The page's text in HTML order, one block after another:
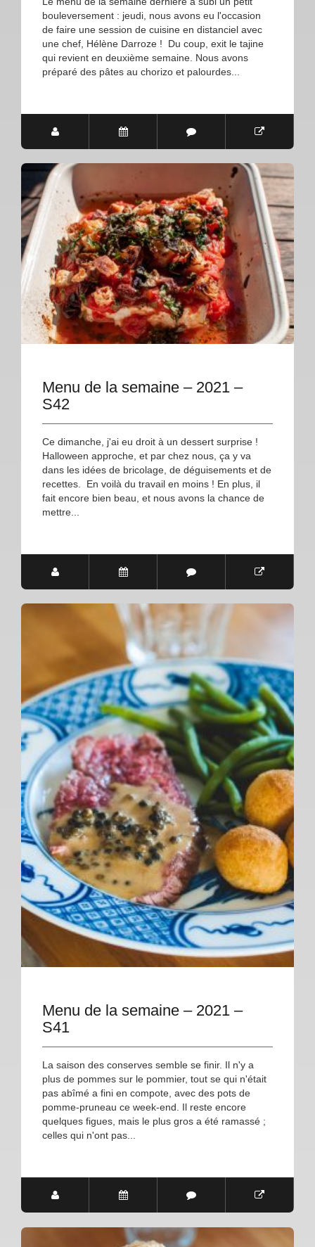
bouleversement : jeudi, nous avons eu l'occasion
de faire une session de cuisine en distanciel avec
une chef, Hélène Darroze ! Du coup, exit le tajine
qui revient en deuxième semaine. Nous avons
préparé des pâtes au chorizo et palourdes...
Menu de la semaine – 2021 –
S42
Ce dimanche, j'ai eu droit à un dessert surprise !
Halloween approche, et par chez nous, ça y va
dans les idées de bricolage, de déguisements et de
recettes. En voilà du travail en moins ! En plus, il
fait encore bien beau, et nous avons la chance de
mettre...
Menu de la semaine – 2021 –
S41
La saison des conserves semble se finir. Il n'y a
plus de pommes sur le pommier, tout se qui n'était
pas abîmé a fini en compote, avec des pots de
pomme-pruneau ce week-end. Il reste encore
quelques figues, mais le plus gros a été ramassé ;
celles qui n'ont pas...